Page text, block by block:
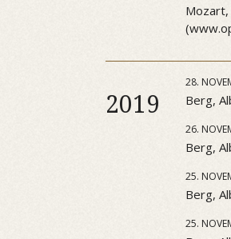
2019
28.
Berg,
26.
Berg,
25.
Berg,
25.